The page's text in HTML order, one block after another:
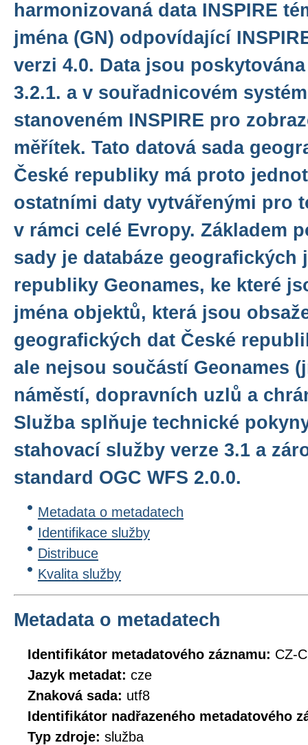
harmonizovaná data INSPIRE
jména (GN) odpovídající
verzi 4.0. Data jsou
3.2.1. a v souřadnicovém
stanoveném INSPIRE pro
měřítek. Tato datová sada
České republiky má proto
ostatními daty vytvářenými pro
v rámci celé Evropy. Základem
sady je databáze geografických
republiky Geonames, ke které
jména objektů, která jsou
geografických dat České
ale nejsou součástí Geonames
náměstí, dopravních uzlů a
Služba splňuje technické
stahovací služby verze 3.1 a
standard OGC WFS 2.0.0.
Metadata o metadatech
Identifikace služby
Distribuce
Kvalita služby
Metadata o metadatech
Identifikátor metadatového záznamu: CZ-
Jazyk metadat: cze
Znaková sada: utf8
Identifikátor nadřazeného metadatového
Typ zdroje: služba